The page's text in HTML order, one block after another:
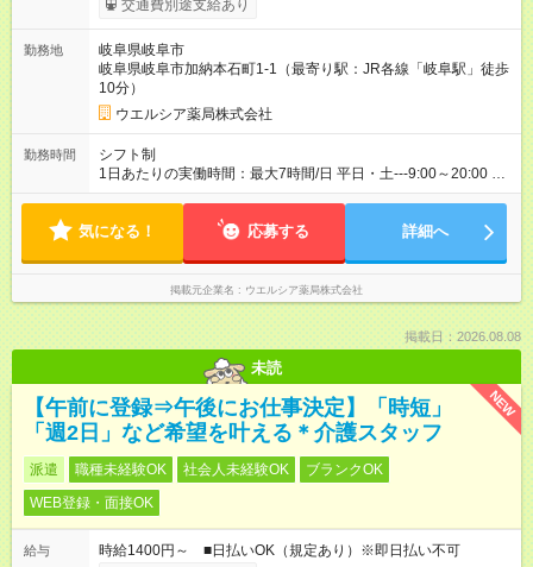
り （大学生は＋20円） 試用期間あり：入社日から3ヶ月間／本
間の長さ：3ヶ月 雇用形態、給与は本採用時と同じです。
交通費別途支給あり
勤務地
岐阜県岐阜市
岐阜県岐阜市加納本石町1-1（最寄り駅：JR各線「岐阜駅」徒歩
10分）
ウエルシア薬局株式会社
勤務時間
シフト制
1日あたりの実働時間：最大7時間/日 平日・土---9:00～20:00 ※
固定シフト制 1日6時間～応相談 ☆土曜日を含む週4～5日の勤務
資格可
気になる！ 応募する 詳細へ
掲載元企業名 ウエルシア薬局株式会社
掲載日：2026.08.08
未読
NEW
【午前に登録⇒午後にお仕事決定】「時短」
「週2日」など希望を叶える＊介護スタッフ
派遣 職種未経験OK 社会人未経験OK
ブランクOK
WEB登録・面接OK
給与
時給1400円～ ■日払いOK（規定あり）※即日払い不可